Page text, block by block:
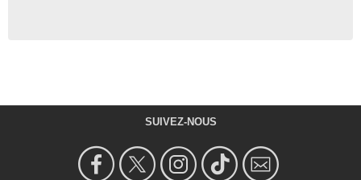
SUIVEZ-NOUS